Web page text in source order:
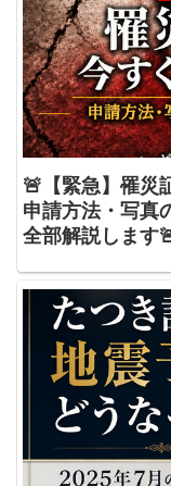
🚨【緊急】罹災
申請方法・写真
全部解説します